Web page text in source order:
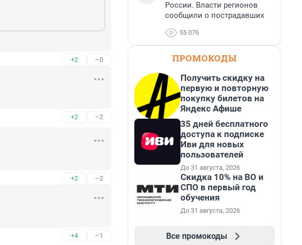
+2 –0
+2 –2
+2 –2
+4 –1
России. Власти регионов
сообщили о пострадавших
55 076
ПРОМОКОДЫ
Получить скидку на
первую и повторную
покупку билетов на
Яндекс Афише
35 дней бесплатного
доступа к подписке
Иви для новых
пользователей
До 31 августа, 2026
Скидка 10% на ВО и
СПО в первый год
обучения
До 31 августа, 2026
Все промокоды